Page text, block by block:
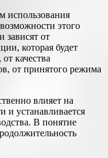
использования
этого
зависят от
которая будет
качества
от принятого ре­жима
влияет на
и устанавливается
В понятие